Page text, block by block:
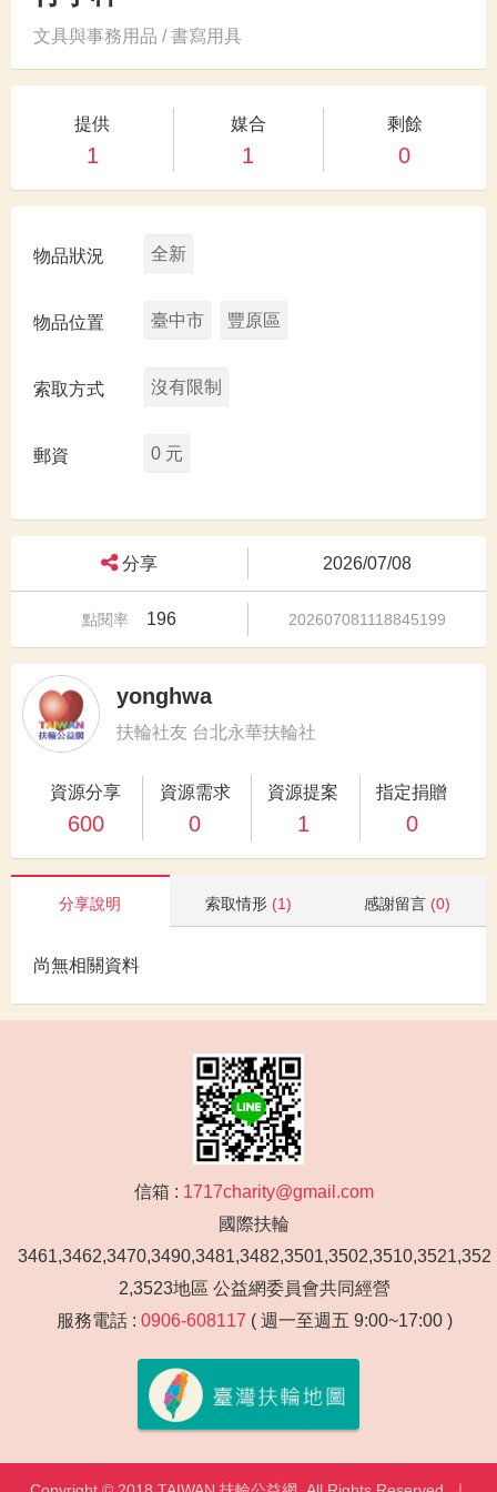
文具與事務用品 / 書寫用具
提供
1
媒合
1
剩餘
0
物品狀況 全新
物品位置 臺中市 豐原區
索取方式 沒有限制
郵資 0 元
分享 2026/07/08
點閱率 196 202607081118845199
yonghwa
扶輪社友 台北永華扶輪社
資源分享
600
資源需求
0
資源提案
1
指定捐贈
0
分享說明 索取情形 (1) 感謝留言 (0)
尚無相關資料
信箱 : 1717charity@gmail.com
國際扶輪
3461,3462,3470,3490,3481,3482,3501,3502,3510,3521,352
2,3523地區 公益網委員會共同經營
服務電話 : 0906-608117 ( 週一至週五 9:00~17:00 )